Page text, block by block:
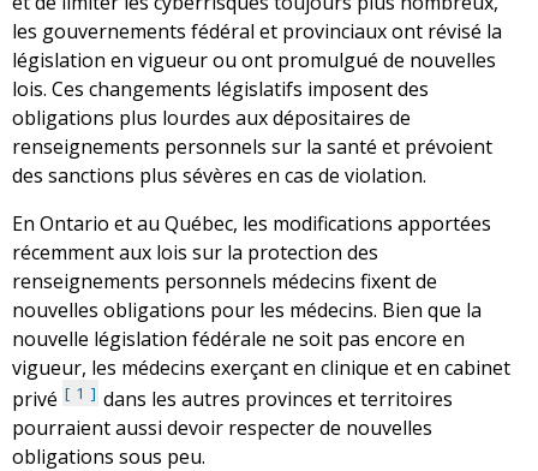
les gouvernements fédéral et provinciaux ont révisé la
législation en vigueur ou ont promulgué de nouvelles
lois. Ces changements législatifs imposent des
obligations plus lourdes aux dépositaires de
renseignements personnels sur la santé et prévoient
des sanctions plus sévères en cas de violation.
En Ontario et au Québec, les modifications apportées
récemment aux lois sur la protection des
renseignements personnels médecins fixent de
nouvelles obligations pour les médecins. Bien que la
nouvelle législation fédérale ne soit pas encore en
vigueur, les médecins exerçant en clinique et en cabinet
privé
1
dans les autres provinces et territoires
pourraient aussi devoir respecter de nouvelles
obligations sous peu.